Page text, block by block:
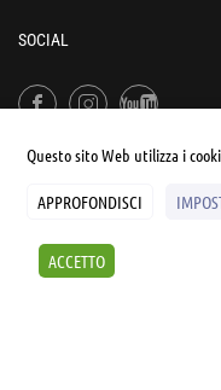
SOCIAL
Sintesi e liberatorie
Questo sito Web utilizza i
APPROFONDISCI
ACCETTO